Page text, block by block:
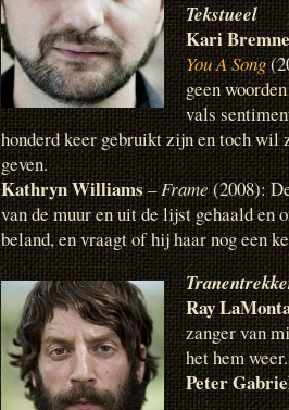
Tekstueel
Kari
You A Song
geen
vals
honderd keer gebruikt zijn en toch wil
geven.
Kathryn Williams–Frame(2008):
van de muur en uit de lijst gehaald en
beland, en vraagt of hij haar nog een
Ray
zanger van
het hem weer.
Peter